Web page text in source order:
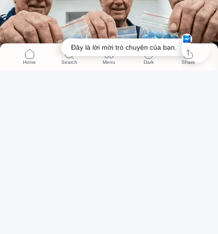
Đây là lời mời trò chuyện của bạn.